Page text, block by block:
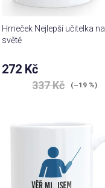
Hrneček Nejlepší učitelka na
světě
272 Kč
337 Kč (–19 %)